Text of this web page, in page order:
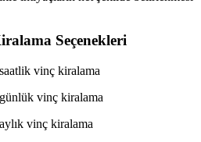
Seçenekleri
vinç kiralama
vinç kiralama
vinç kiralama